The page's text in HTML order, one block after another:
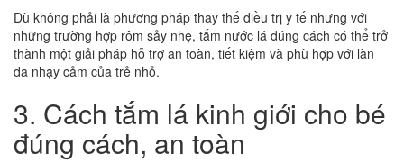
Dù không phải là phương pháp thay thế điều trị y tế nhưng với
những trường hợp rôm sảy nhẹ, tắm nước lá đúng cách có thể trở
thành một giải pháp hỗ trợ an toàn, tiết kiệm và phù hợp với làn
da nhạy cảm của trẻ nhỏ.
3. Cách tắm lá kinh giới cho bé
đúng cách, an toàn